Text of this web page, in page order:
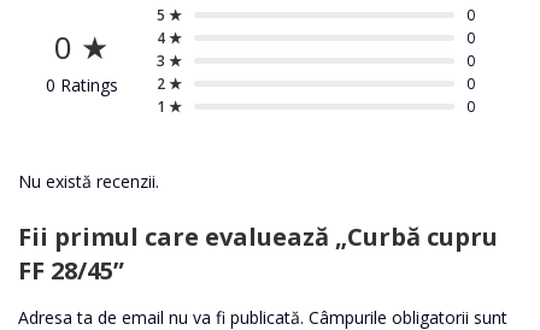
0 ★
0 Ratings
5 ★
0
4 ★
0
3 ★
0
2 ★
0
1 ★
0
Nu există recenzii.
Fii primul care evaluează „Curbă cupru
FF 28/45”
Adresa ta de email nu va fi publicată. Câmpurile obligatorii sunt